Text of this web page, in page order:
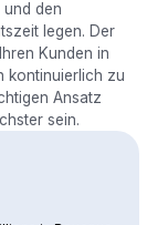
und den
legen. Der
Kunden in
kontinuierlich zu
Ansatz
sein.